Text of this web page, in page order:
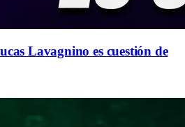
Lavagnino es cuestión de